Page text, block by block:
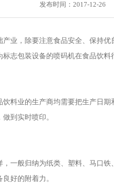
发布时间：2017-12-26
，除要注意食品安全、保持优
志包装设备的喷码机在食品饮
业的生产商均需要把生产日期
到实时喷印。
般归纳为纸类、塑料、马口铁
好的附着力。